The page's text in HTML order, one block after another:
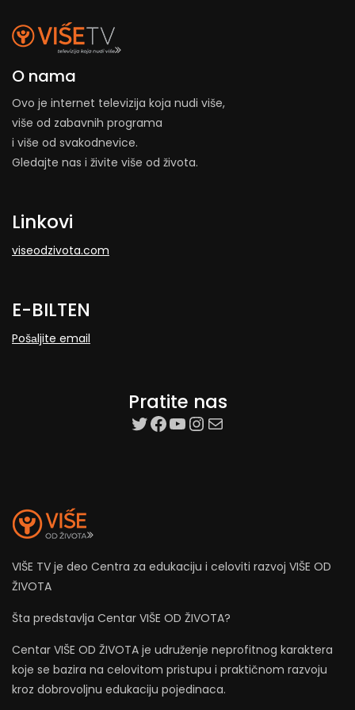
O nama
Ovo je internet televizija koja nudi više,
više od zabavnih programa
i više od svakodnevice.
Gledajte nas i živite više od života.
Linkovi
viseodzivota.com
E-BILTEN
Pošаljite email
Pratite nas
target=”_blank”
Facebook
YouTube
Instagram
Mail
VIŠE TV je deo Centra za edukaciju i celoviti razvoj VIŠE OD
ŽIVOTA
Šta predstavlja Centar VIŠE OD ŽIVOTA?
Centar VIŠE OD ŽIVOTA je udruženje neprofitnog karaktera
koje se bazira na celovitom pristupu i praktičnom razvoju
kroz dobrovoljnu edukaciju pojedinaca.